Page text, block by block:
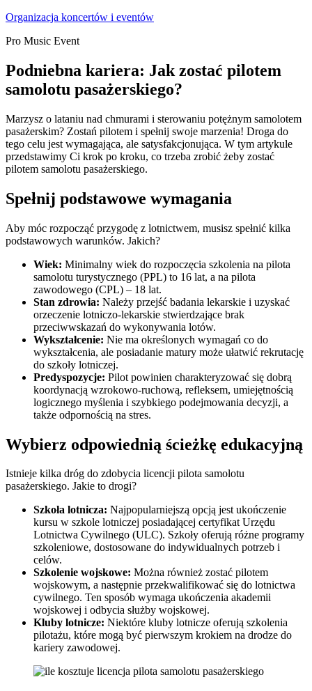
Skip
content
Organizacja koncertów i eventów
Pro Music Event
Podniebna kariera: Jak zostać pilotem
samolotu pasażerskiego?
Marzysz o lataniu nad chmurami i sterowaniu potężnym samolotem
pasażerskim? Zostań pilotem i spełnij swoje marzenia! Droga do
tego celu jest wymagająca, ale satysfakcjonująca. W tym artykule
przedstawimy Ci krok po kroku, co trzeba zrobić żeby zostać
pilotem samolotu pasażerskiego.
Spełnij podstawowe wymagania
Aby móc rozpocząć przygodę z lotnictwem, musisz spełnić kilka
podstawowych warunków. Jakich?
Wiek: Minimalny wiek do rozpoczęcia szkolenia na pilota
samolotu turystycznego (PPL) to 16 lat, a na pilota
zawodowego (CPL) – 18 lat.
Stan zdrowia: Należy przejść badania lekarskie i uzyskać
orzeczenie lotniczo-lekarskie stwierdzające brak
przeciwwskazań do wykonywania lotów.
Wykształcenie: Nie ma określonych wymagań co do
wykształcenia, ale posiadanie matury może ułatwić rekrutację
do szkoły lotniczej.
Predyspozycje: Pilot powinien charakteryzować się dobrą
koordynacją wzrokowo-ruchową, refleksem, umiejętnością
logicznego myślenia i szybkiego podejmowania decyzji, a
także odpornością na stres.
Wybierz odpowiednią ścieżkę edukacyjną
Istnieje kilka dróg do zdobycia licencji pilota samolotu
pasażerskiego. Jakie to drogi?
Szkoła lotnicza: Najpopularniejszą opcją jest ukończenie
kursu w szkole lotniczej posiadającej certyfikat Urzędu
Lotnictwa Cywilnego (ULC). Szkoły oferują różne programy
szkoleniowe, dostosowane do indywidualnych potrzeb i
celów.
Szkolenie wojskowe: Można również zostać pilotem
wojskowym, a następnie przekwalifikować się do lotnictwa
cywilnego. Ten sposób wymaga ukończenia akademii
wojskowej i odbycia służby wojskowej.
Kluby lotnicze: Niektóre kluby lotnicze oferują szkolenia
pilotażu, które mogą być pierwszym krokiem na drodze do
kariery zawodowej.